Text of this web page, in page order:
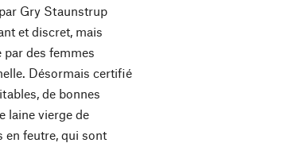
Gry Staunstrup
et discret, mais
par des femmes
Désormais certifié
de bonnes
laine vierge de
en feutre, qui sont